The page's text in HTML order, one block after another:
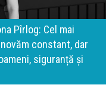
Pîrlog: Cel mai
constant, dar
siguranță și